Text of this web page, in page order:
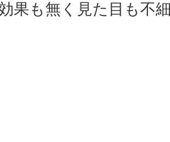
果も無く見た目も不